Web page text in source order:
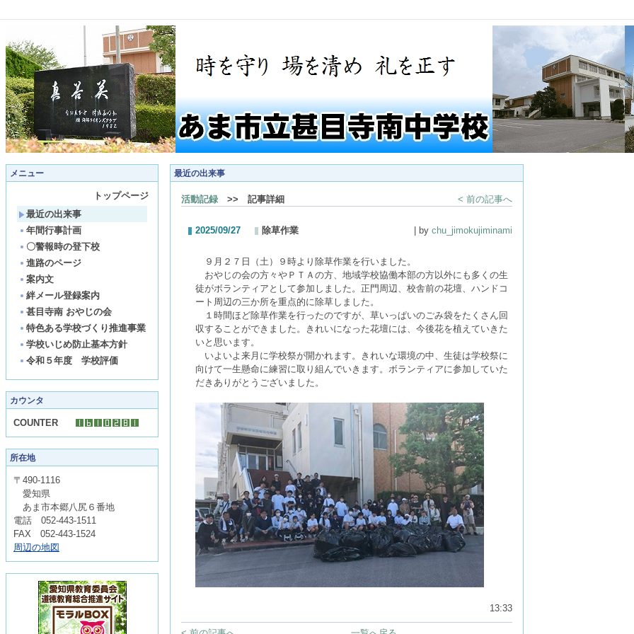
メニュー
トップページ
最近の出来事
年間行事計画
〇警報時の登下校
進路のページ
案内文
絆メール登録案内
甚目寺南 おやじの会
特色ある学校づくり推進事業
学校いじめ防止基本方針
令和５年度 学校評価
カウンタ
COUNTER
所在地
〒490-1116
愛知県
あま市本郷八尻６番地
電話 052-443-1511
FAX 052-443-1524
周辺の地図
最近の出来事
活動記録 >> 記事詳細 < 前の記事へ
2025/09/27 除草作業 | by chu_jimokujiminami
９月２７日（土）９時より除草作業を行いました。
おやじの会の方々や ＰＴＡの方、地域学校協働本部の方以外にも 多くの生
徒がボランティアとして参加しました。正門周辺、校舎前の花壇、ハンドコ
ート周辺の三か所を重点的に除草しました。
１時間ほど除草作業を行ったのですが、草いっぱいのごみ袋をたくさん回
収することができました。きれいになった花壇には、今後花を植えていきた
いと思います。
いよいよ来月に学校祭が開かれます。きれいな環境の中、生徒は学校祭に
向けて一生懸命に練習に取り組んでいきます。ボランティアに参加していた
だきありがとうございました。
13:33